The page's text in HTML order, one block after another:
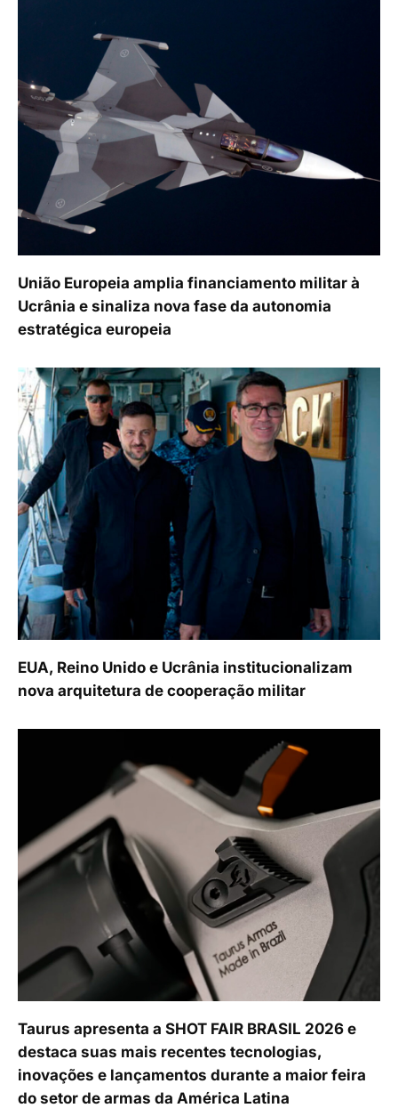
União Europeia amplia financiamento militar à
Ucrânia e sinaliza nova fase da autonomia
estratégica europeia
EUA, Reino Unido e Ucrânia institucionalizam
nova arquitetura de cooperação militar
Taurus apresenta a SHOT FAIR BRASIL 2026 e
destaca suas mais recentes tecnologias,
inovações e lançamentos durante a maior feira
do setor de armas da América Latina